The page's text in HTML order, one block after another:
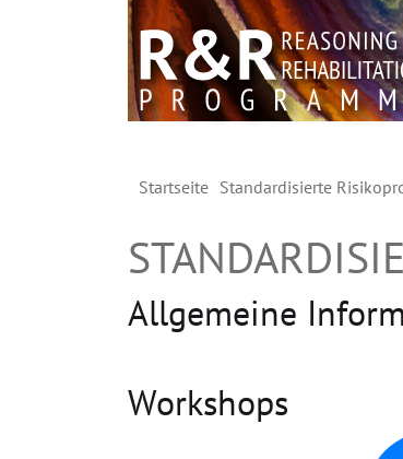
Startseite Standardisierte
Allgemeine
Workshops